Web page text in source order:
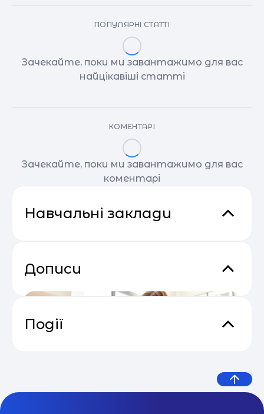
ПОПУЛЯРНІ СТАТТІ
Зачекайте, поки ми завантажимо для вас
найцікавіші статті
КОМЕНТАРІ
Зачекайте, поки ми завантажимо для вас
коментарі
Навчальні заклади
Дописи
Події